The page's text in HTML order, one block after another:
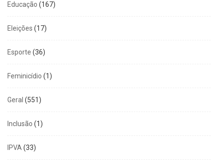
Educação (167)
Eleições (17)
Esporte (36)
Feminicídio (1)
Geral (551)
Inclusão (1)
IPVA(33)